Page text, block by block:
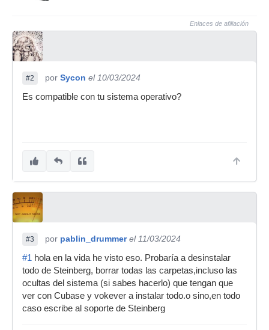
Enlaces de afiliación
#2 por Sycon el 10/03/2024
Es compatible con tu sistema operativo?
#3 por pablin_drummer el 11/03/2024
#1 hola en la vida he visto eso. Probaría a desinstalar
todo de Steinberg, borrar todas las carpetas,incluso las
ocultas del sistema (si sabes hacerlo) que tengan que
ver con Cubase y vokever a instalar todo.o sino,en todo
caso escribe al soporte de Steinberg